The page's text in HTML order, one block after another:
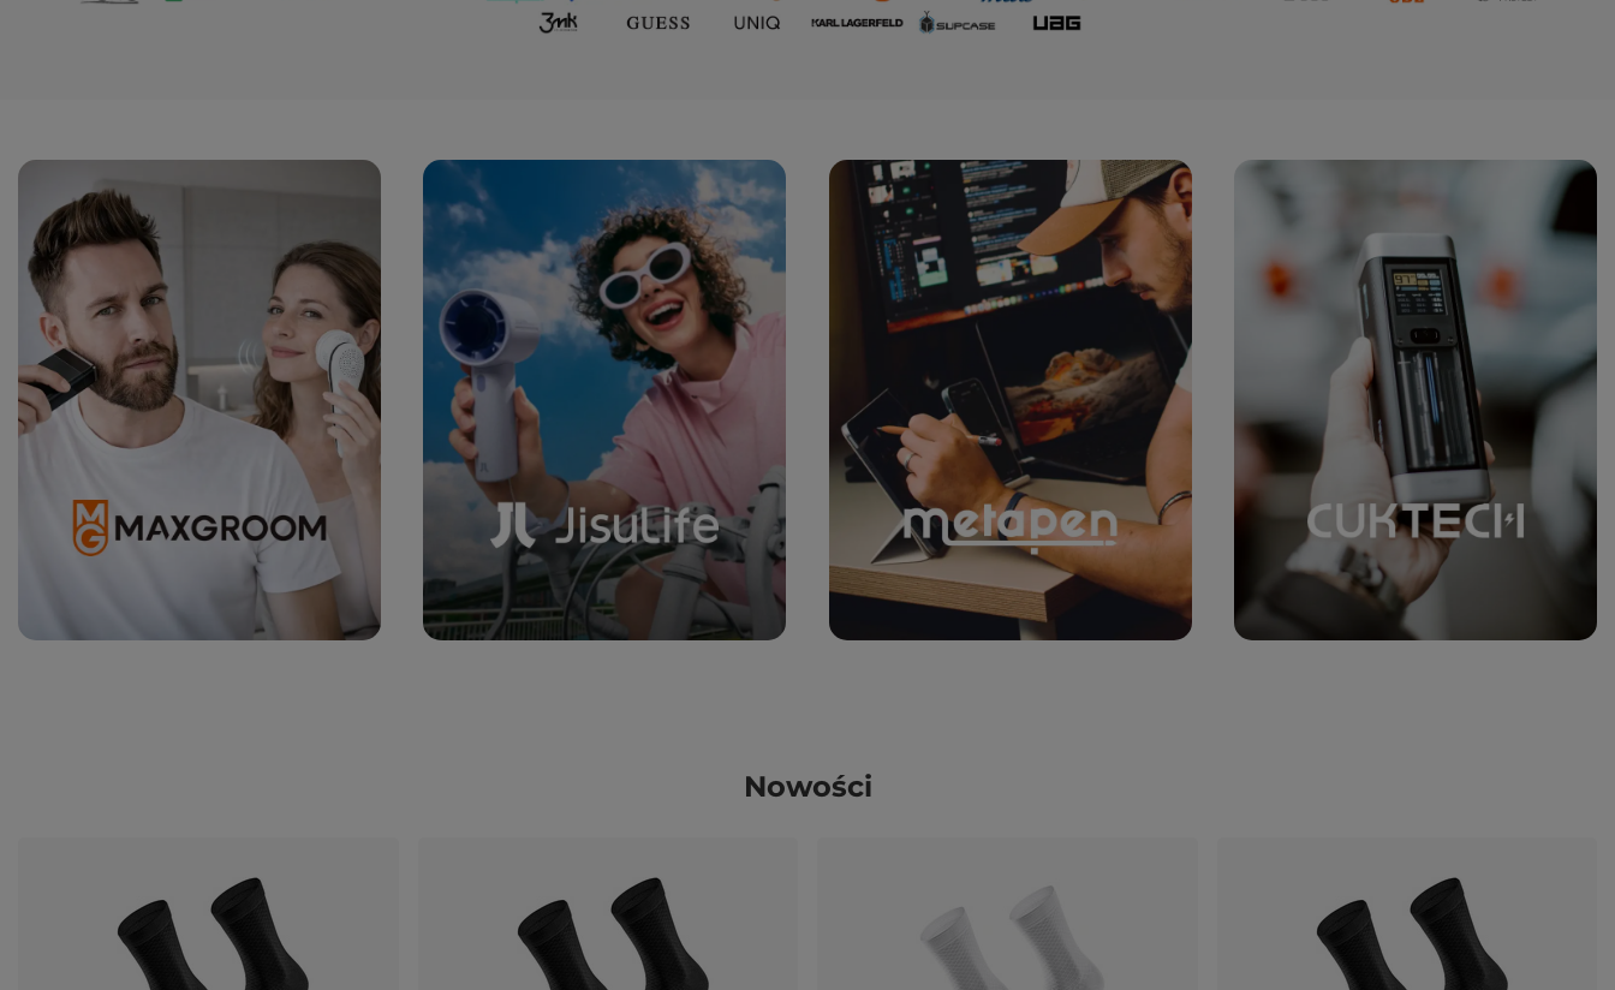
Nowości